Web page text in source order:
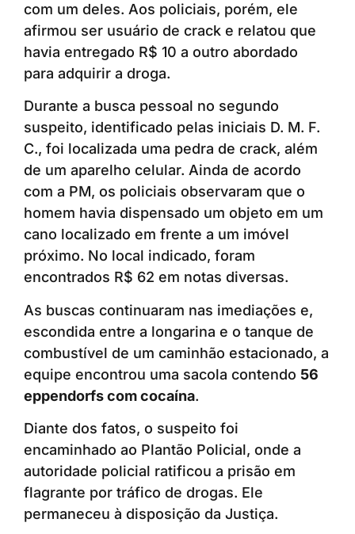
com um deles. Aos policiais, porém, ele
afirmou ser usuário de crack e relatou que
havia entregado R$ 10 a outro abordado
para adquirir a droga.
Durante a busca pessoal no segundo
suspeito, identificado pelas iniciais D. M. F.
C., foi localizada uma pedra de crack, além
de um aparelho celular. Ainda de acordo
com a PM, os policiais observaram que o
homem havia dispensado um objeto em um
cano localizado em frente a um imóvel
próximo. No local indicado, foram
encontrados R$ 62 em notas diversas.
As buscas continuaram nas imediações e,
escondida entre a longarina e o tanque de
combustível de um caminhão estacionado, a
equipe encontrou uma sacola contendo 56
eppendorfs com cocaína.
Diante dos fatos, o suspeito foi
encaminhado ao Plantão Policial, onde a
autoridade policial ratificou a prisão em
flagrante por tráfico de drogas. Ele
permaneceu à disposição da Justiça.